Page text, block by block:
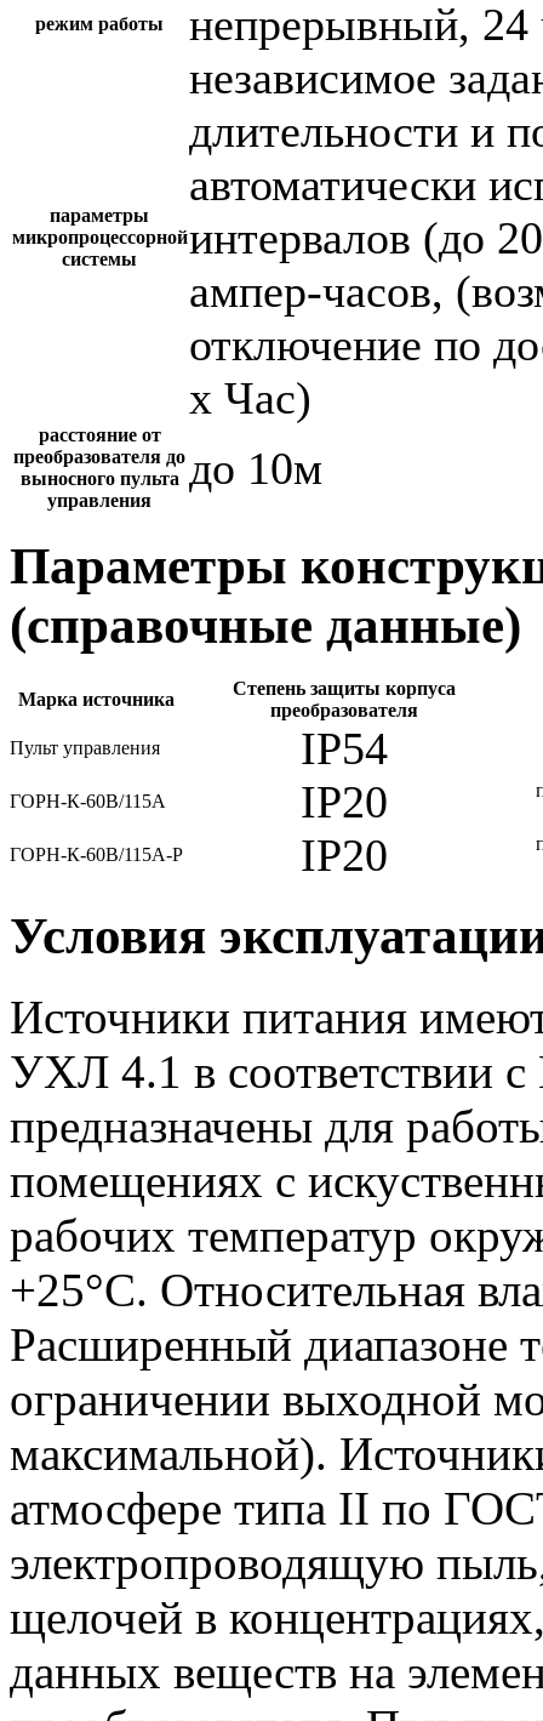
режим работы непрерывный, 24
параметры
микропроцессорной
системы
независимое
длительности и
автоматически
интервалов (до
ампер-часов,
отключение по
х Час)
расстояние от
преобразователя до
выносного пульта
управления
до 10м
Параметры
(справочные данные)
Марка источника
Степень защиты корпуса
преобразователя
Пульт управления
IP54
ГОРН-К-60В/115А IP20
ГОРН-К-60В/115А-Р IP20
Условия
Источники питания
УХЛ 4.1 в соответствии
предназначены для
помещениях с
рабочих температур
+25°С. Относительная
Расширенный диапазоне
ограничении выходной
максимальной).
атмосфере типа II по
электропроводящую
щелочей в
данных веществ на